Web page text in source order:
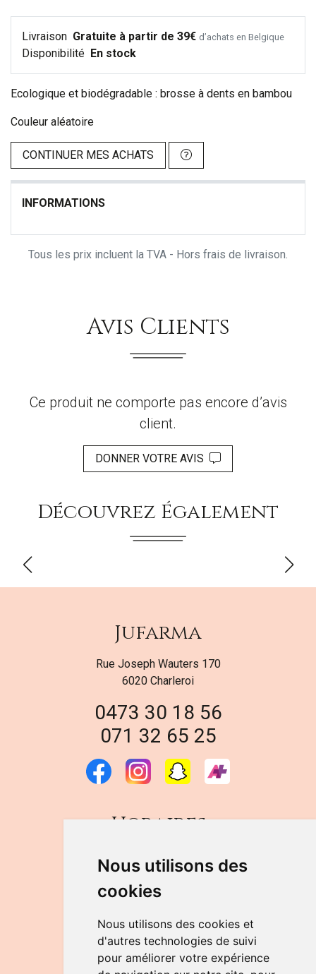
Nous utilisons des
cookies
Nous utilisons des cookies et
d'autres technologies de suivi
pour améliorer votre expérience
Livraison Gratuite à partir de 39€ d’achats en Belgique
Disponibilité En stock
Ecologique et biodégradable : brosse à dents en bambou
Couleur aléatoire
CONTINUER MES ACHATS
INFORMATIONS
Tous les prix incluent la TVA - Hors frais de livraison.
Avis Clients
Ce produit ne comporte pas encore d’avis
client.
DONNER VOTRE AVIS
Découvrez Également
Jufarma
Rue Joseph Wauters 170
6020 Charleroi
0473 30 18 56
071 32 65 25
Horaires
DU LUNDI AU VENDREDI
de 9h à 12h30 et de 14h à 18h
LE SAMEDI
de 9h à 12h30
NOUS CONTACTER